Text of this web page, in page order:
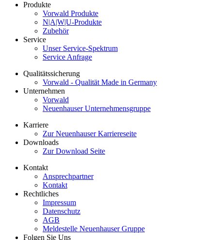
Produkte
Vorwald Produkte
N|A|W|U-Produkte
Zubehör
Service
Unser Service-Spektrum
Service Anfrage
Qualitätssicherung
Vorwald - Qualität Made in Germany
Unternehmen
Vorwald
Neuenhauser Unternehmensgruppe
Karriere
Zur Neuenhauser Karriereseite
Downloads
Zur Download Seite
Kontakt
Ansprechpartner
Kontakt
Rechtliches
Impressum
Datenschutz
AGB
Meldestelle Neuenhauser Gruppe
Folgen Sie Uns